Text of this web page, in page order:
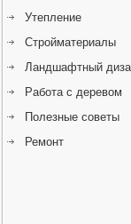
Утепление
Стройматериалы
Ландшафтный
Работа с деревом
Полезные советы
Ремонт